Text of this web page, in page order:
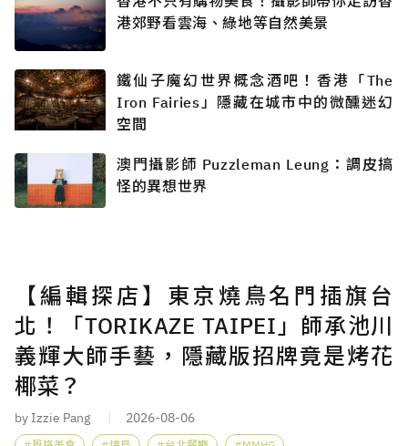
港郊野看雲海、綠地等自然美景
鐵仙子魔幻世界概念酒吧！香港「The
Iron Fairies」隱藏在城市中的微醺迷幻
空間
澳門攝影師 Puzzleman Leung：調皮搞
怪的異想世界
【編輯探店】東京燒鳥名門插旗台
北！「TORIKAZE TAIPEI」師承池川
義輝大師手藝，隱藏版招牌竟是烤花
椰菜？
by Izzie Pang 2026-08-06